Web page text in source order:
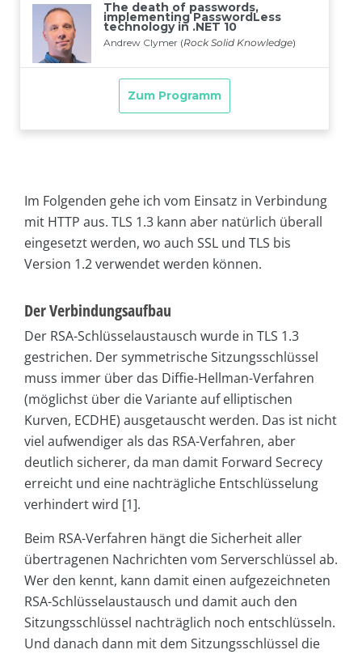
Im Folgenden gehe ich vom Einsatz in Verbindung
mit HTTP aus. TLS 1.3 kann aber natürlich überall
eingesetzt werden, wo auch SSL und TLS bis
Version 1.2 verwendet werden können.
Der Verbindungsaufbau
Der RSA-Schlüsselaustausch wurde in TLS 1.3
gestrichen. Der symmetrische Sitzungsschlüssel
muss immer über das Diffie-Hellman-Verfahren
(möglichst über die Variante auf elliptischen
Kurven, ECDHE) ausgetauscht werden. Das ist nicht
viel aufwendiger als das RSA-Verfahren, aber
deutlich sicherer, da man damit Forward Secrecy
erreicht und eine nachträgliche Entschlüsselung
verhindert wird [1].
Beim RSA-Verfahren hängt die Sicherheit aller
übertragenen Nachrichten vom Serverschlüssel ab.
Wer den kennt, kann damit einen aufgezeichneten
RSA-Schlüsselaustausch und damit auch den
Sitzungsschlüssel nachträglich noch entschlüsseln.
Und danach dann mit dem Sitzungsschlüssel die